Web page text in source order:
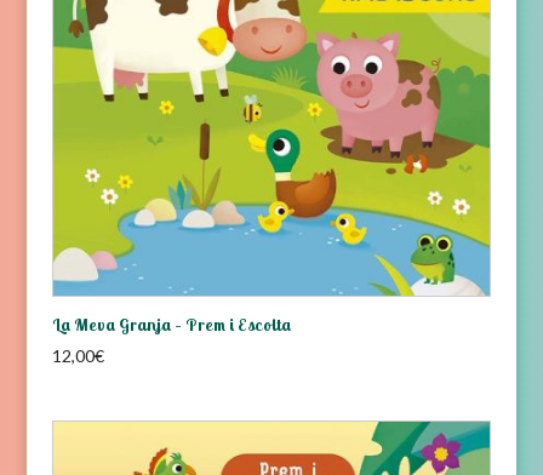
La Meva Granja – Prem i Escolta
12,00€